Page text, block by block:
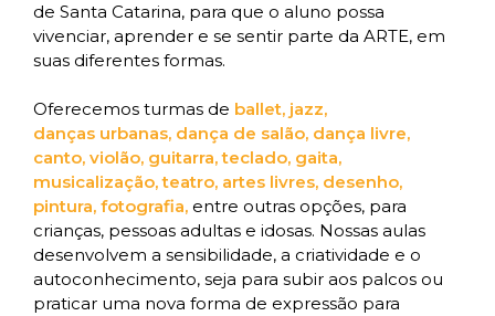
de Santa Catarina, para que o aluno possa
vivenciar, aprender e se sentir parte da ARTE, em
suas diferentes formas.
Oferecemos turmas de ballet, jazz,
danças urbanas, dança de salão, dança livre,
canto, violão, guitarra,teclado, gaita,
musicalização,teatro, artes livres, desenho,
pintura, fotografia, entre outras opções, para
crianças, pessoas adultas e idosas. Nossas aulas
desenvolvem a sensibilidade, a criatividade e o
autoconhecimento, seja para subir aos palcos ou
praticar uma nova forma de expressão para